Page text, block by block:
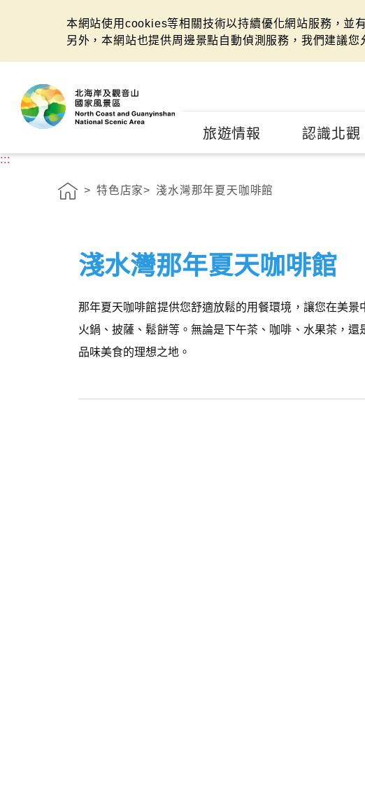
本網站使用cookies等相關技術以持續優化網站服務，並
另外，本網站也提供周邊景點自動偵測服務，我們建議
旅遊情報 認識北觀
:::
特色店家 淺水灣那年夏天咖啡館
淺水灣那年夏天咖啡館
那年夏天咖啡館提供您舒適放鬆的用餐環境，讓您在美
火鍋、披薩、鬆餅等。無論是下午茶、咖啡、水果茶，
品味美食的理想之地。